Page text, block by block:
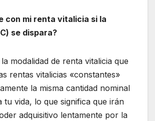
con mi renta vitalicia si la
se dispara?
modalidad de renta vitalicia que
rentas vitalicias «constantes»
la misma cantidad nominal
tu vida, lo que significa que irán
adquisitivo lentamente por la